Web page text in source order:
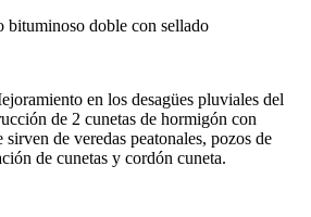
bituminoso doble con sellado
en los desagües pluviales del
de 2 cunetas de hormigón con
sirven de veredas peatonales, pozos de
de cunetas y cordón cuneta.